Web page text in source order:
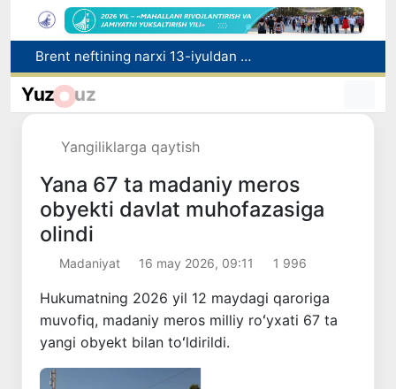
Olmaliqdagi Mis boyitish fabrikasida magistral quvur yorildi
Korrupsiya va firibgarlik bilan bog‘liq holatlar aniqlandi
Yuz uz
Yangiliklarga qaytish
Yana 67 ta madaniy meros
obyekti davlat muhofazasiga
olindi
Madaniyat 16 may 2026, 09:11 1 996
Hukumatning 2026 yil 12 maydagi qaroriga
muvofiq, madaniy meros milliy roʻyxati 67 ta
yangi obyekt bilan toʻldirildi.